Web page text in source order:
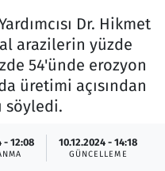
Dr. Hikmet
arazilerin yüzde
54'ünde erozyon
üretimi açısından
- 12:08 10.12.2024 - 14:18
GÜNCELLEME